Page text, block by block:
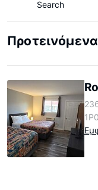
Search